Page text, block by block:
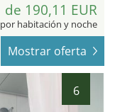
de 190,11 EUR
por habitación y noche
Mostrar oferta
6